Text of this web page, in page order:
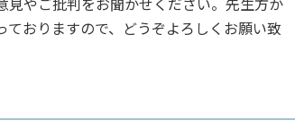
おりますので、どうぞよろしくお願い致